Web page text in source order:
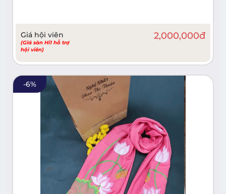
Giá hội viên
(Giá sàn Hi1 hỗ trợ
hội viên)
2,000,000đ
-6%